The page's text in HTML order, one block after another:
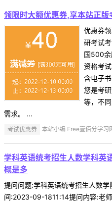
领限时大额优惠券,享本站正版
优惠券
研考试
国500余
资格考
含电子
您是考
等，不
需求。 ...
考试优惠券 本站小编 Free壹佰分学
学科英语统考招生人数学科英
概是多
提问问题:学科英语统考招生人数
间:2023-09-1811:14提问内容:老